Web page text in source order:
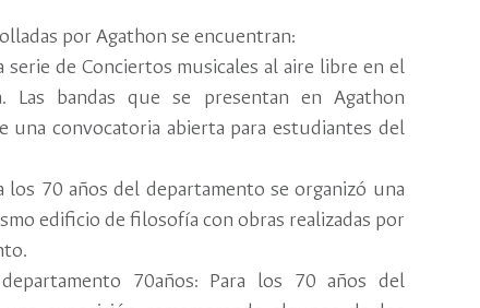
por Agathon se encuentran:
serie de Conciertos musicales al aire libre en el
Las bandas que se presentan en Agathon
una convocatoria abierta para estudiantes del
los 70 años del departamento se organizó una
edificio de filosofía con obras realizadas por
70años: Para los 70 años del